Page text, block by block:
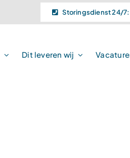
Storingsdienst 24/7:
Dit leveren wij